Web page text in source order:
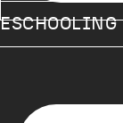
ESCHOOLING